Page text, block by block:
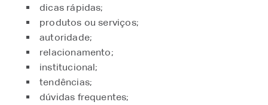
dicas rápidas;
produtos ou serviços;
autoridade;
relacionamento;
institucional;
tendências;
dúvidas frequentes;